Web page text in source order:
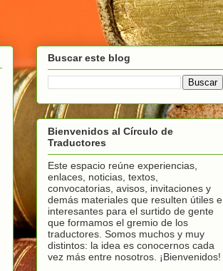
Buscar este blog
Bienvenidos al Círculo de
Traductores
Este espacio reúne experiencias,
enlaces, noticias, textos,
convocatorias, avisos, invitaciones y
demás materiales que resulten útiles e
interesantes para el surtido de gente
que formamos el gremio de los
traductores. Somos muchos y muy
distintos: la idea es conocernos cada
vez más entre nosotros. ¡Bienvenidos!